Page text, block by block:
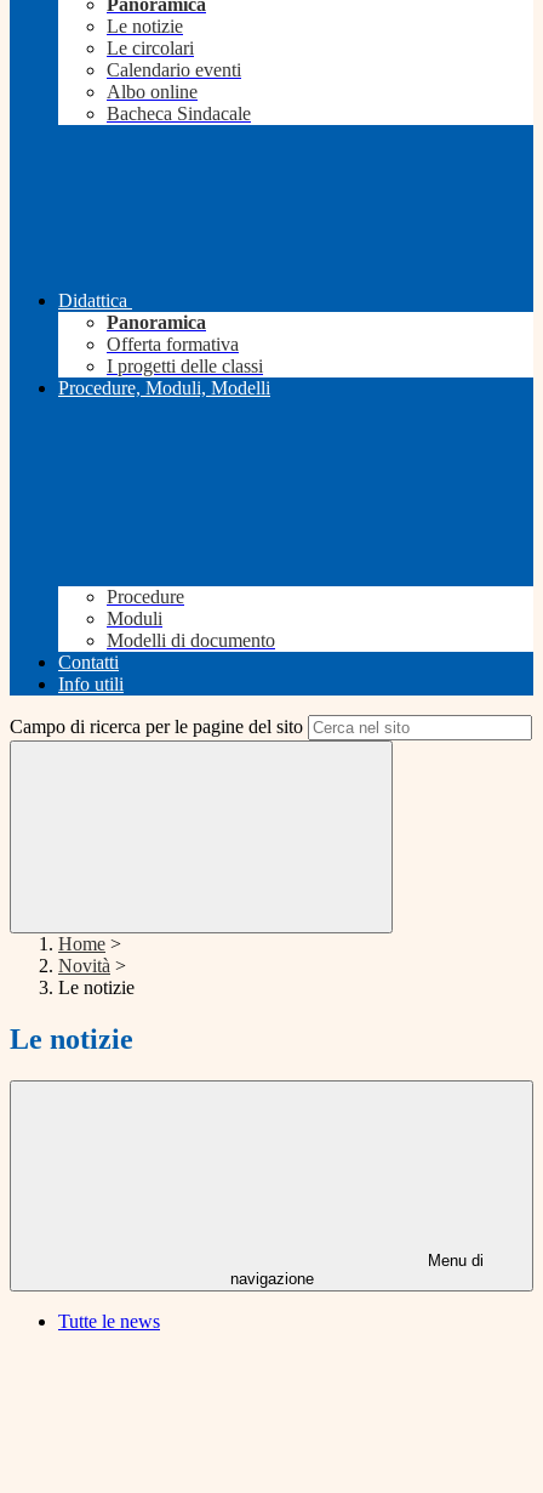
Panoramica
Le notizie
Le circolari
Calendario eventi
Albo online
Bacheca Sindacale
Didattica
Panoramica
Offerta formativa
I progetti delle classi
Procedure, Moduli, Modelli
Procedure
Moduli
Modelli di documento
Contatti
Info utili
Campo di ricerca per le pagine del sito
Home >
Novità >
Le notizie
Le notizie
Menu di
navigazione
Tutte le news